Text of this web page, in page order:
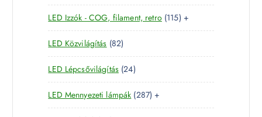
k
m
é
k
e
r
m
é
k
5
7
t
e
r
m
é
k
LED Izzók - COG, filament, retro 1151
1
t
r
é
+
LED Közvilágítás 828
2
t
e
r
m
LED Lépcsővilágítás 242
4
t
e
LED Mennyezeti lámpák 2872
8
+